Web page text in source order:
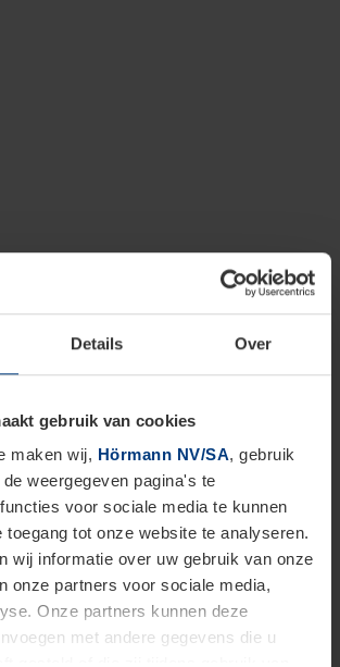
Details Over
gebruik van cookies
maken wij, Hörmann NV/SA, gebruik
weergegeven pagina's te
voor sociale media te kunnen
toegang tot onze website te analyseren.
wij informatie over uw gebruik van onze
onze partners voor sociale media,
Onze partners kunnen deze
met andere gegevens die u